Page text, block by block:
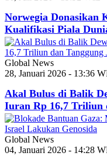
Norwegia Donasikan
Kualifikasi Piala
Global News
28, Januari 2026 - 13:36
Akal Bulus di Balik
Iuran Rp 16,7 Triliun
Global News
04, Januari 2026 - 14:28